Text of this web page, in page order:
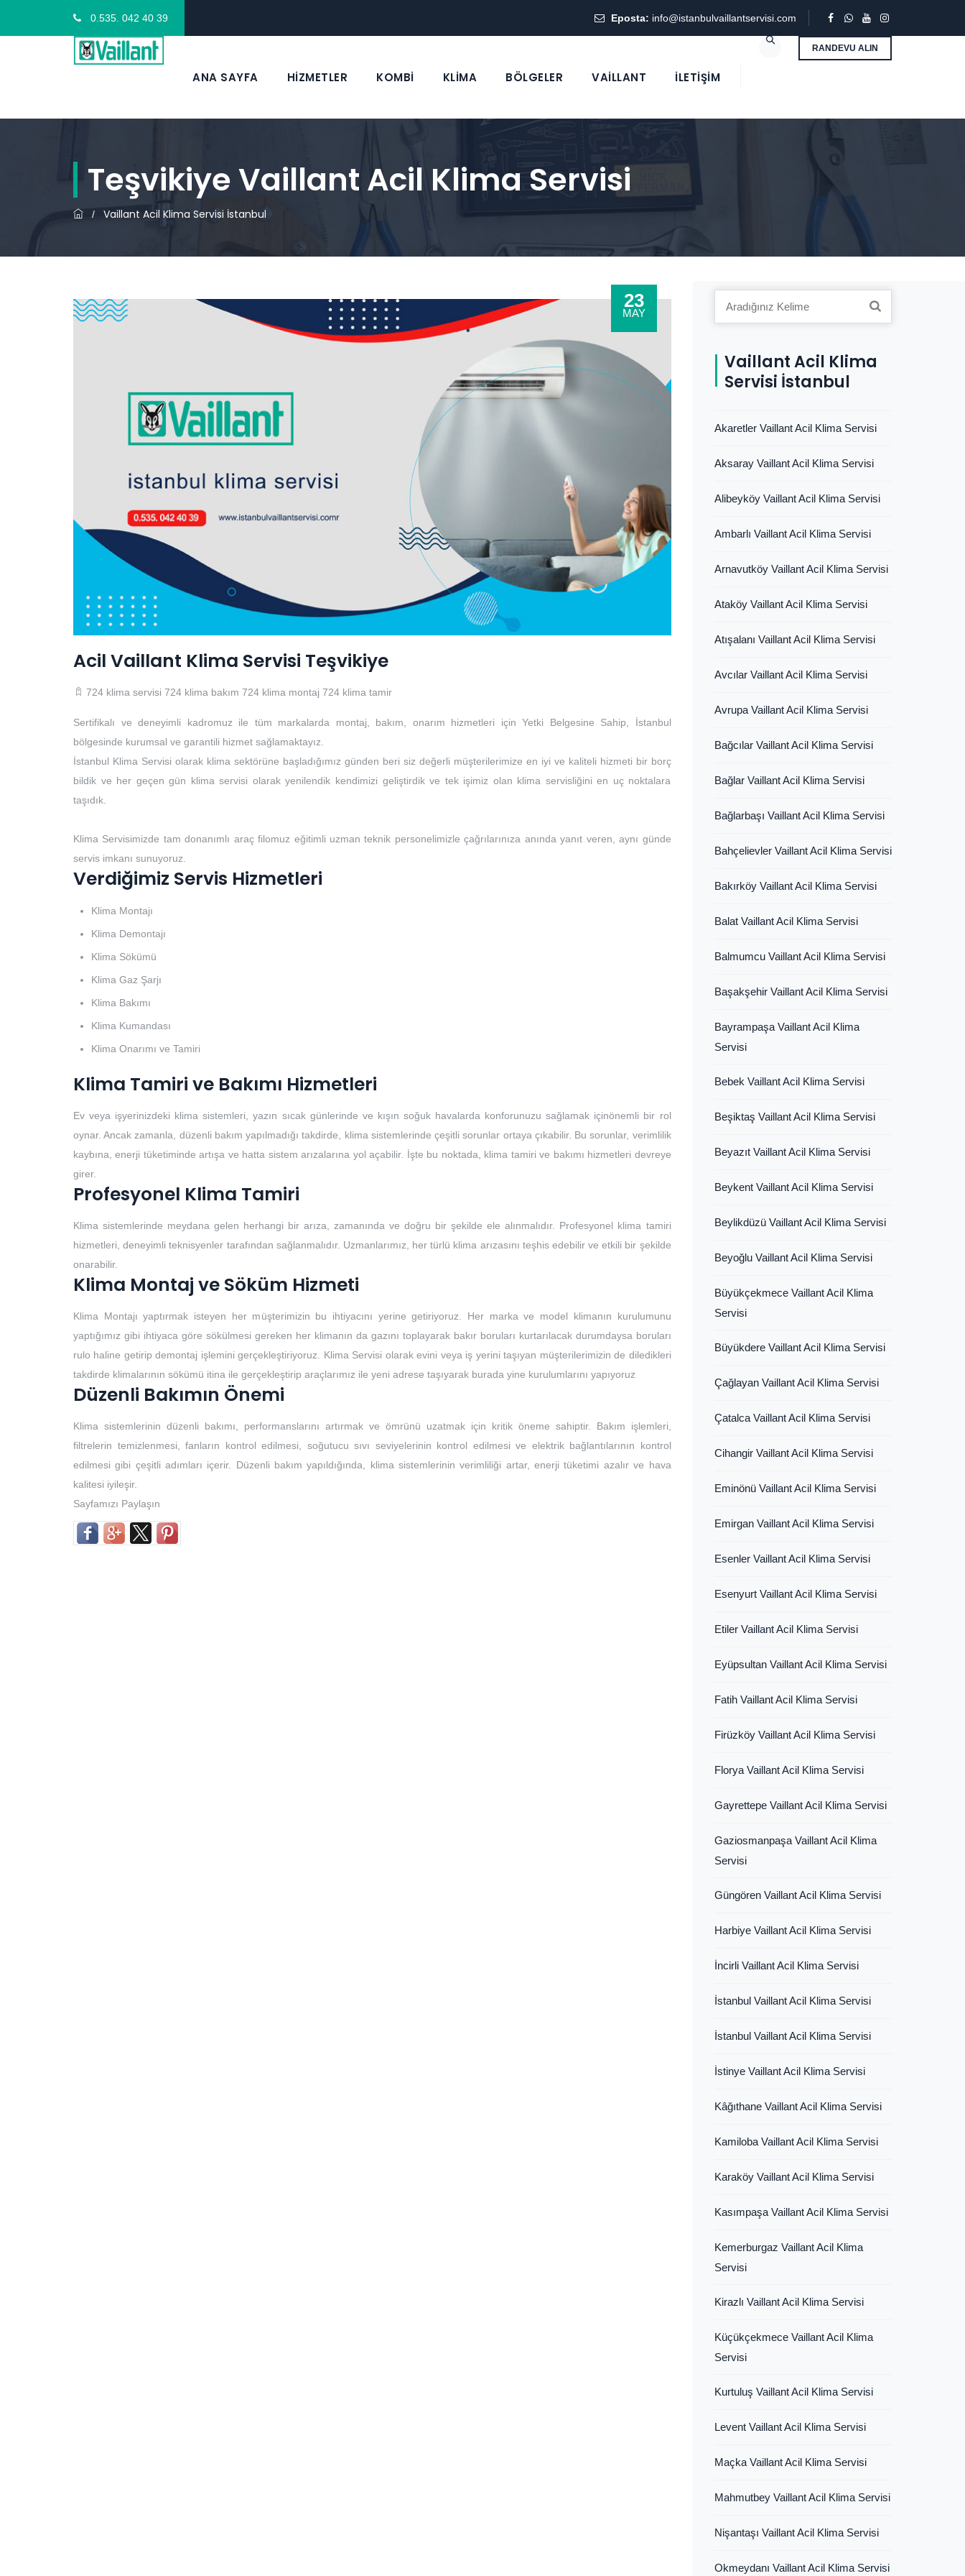
0.535. 042 40 39 Eposta: info@istanbulvaillantservisi.com
RANDEVU ALIN
ANA SAYFA HİZMETLER KOMBİ KLİMA BÖLGELER VAİLLANT İLETIŞIM
Teşvikiye Vaillant Acil Klima Servisi
/ Vaillant Acil Klima Servisi İstanbul
23
MAY
Acil Vaillant Klima Servisi Teşvikiye
724 klima servisi 724 klima bakım 724 klima montaj 724 klima tamir
Sertifikalı ve deneyimli kadromuz ile tüm markalarda montaj, bakım, onarım hizmetleri için Yetki Belgesine Sahip, İstanbul
bölgesinde kurumsal ve garantili hizmet sağlamaktayız.
İstanbul Klima Servisi olarak klima sektörüne başladığımız günden beri siz değerli müşterilerimize en iyi ve kaliteli hizmeti bir borç
bildik ve her geçen gün klima servisi olarak yenilendik kendimizi geliştirdik ve tek işimiz olan klima servisliğini en uç noktalara
taşıdık.
Klima Servisimizde tam donanımlı araç filomuz eğitimli uzman teknik personelimizle çağrılarınıza anında yanıt veren, aynı günde
servis imkanı sunuyoruz.
Verdiğimiz Servis Hizmetleri
Klima Montajı
Klima Demontajı
Klima Sökümü
Klima Gaz Şarjı
Klima Bakımı
Klima Kumandası
Klima Onarımı ve Tamiri
Klima Tamiri ve Bakımı Hizmetleri
Ev veya işyerinizdeki klima sistemleri, yazın sıcak günlerinde ve kışın soğuk havalarda konforunuzu sağlamak içinönemli bir rol
oynar. Ancak zamanla, düzenli bakım yapılmadığı takdirde, klima sistemlerinde çeşitli sorunlar ortaya çıkabilir. Bu sorunlar, verimlilik
kaybına, enerji tüketiminde artışa ve hatta sistem arızalarına yol açabilir. İşte bu noktada, klima tamiri ve bakımı hizmetleri devreye
girer.
Profesyonel Klima Tamiri
Klima sistemlerinde meydana gelen herhangi bir arıza, zamanında ve doğru bir şekilde ele alınmalıdır. Profesyonel klima tamiri
hizmetleri, deneyimli teknisyenler tarafından sağlanmalıdır. Uzmanlarımız, her türlü klima arızasını teşhis edebilir ve etkili bir şekilde
onarabilir.
Klima Montaj ve Söküm Hizmeti
Klima Montajı yaptırmak isteyen her müşterimizin bu ihtiyacını yerine getiriyoruz. Her marka ve model klimanın kurulumunu
yaptığımız gibi ihtiyaca göre sökülmesi gereken her klimanın da gazını toplayarak bakır boruları kurtarılacak durumdaysa boruları
rulo haline getirip demontaj işlemini gerçekleştiriyoruz. Klima Servisi olarak evini veya iş yerini taşıyan müşterilerimizin de diledikleri
takdirde klimalarının sökümü itina ile gerçekleştirip araçlarımız ile yeni adrese taşıyarak burada yine kurulumlarını yapıyoruz
Düzenli Bakımın Önemi
Klima sistemlerinin düzenli bakımı, performanslarını artırmak ve ömrünü uzatmak için kritik öneme sahiptir. Bakım işlemleri,
filtrelerin temizlenmesi, fanların kontrol edilmesi, soğutucu sıvı seviyelerinin kontrol edilmesi ve elektrik bağlantılarının kontrol
edilmesi gibi çeşitli adımları içerir. Düzenli bakım yapıldığında, klima sistemlerinin verimliliği artar, enerji tüketimi azalır ve hava
kalitesi iyileşir.
Sayfamızı Paylaşın
Vaillant Acil Klima
Servisi İstanbul
Akaretler Vaillant Acil Klima Servisi
Aksaray Vaillant Acil Klima Servisi
Alibeyköy Vaillant Acil Klima Servisi
Ambarlı Vaillant Acil Klima Servisi
Arnavutköy Vaillant Acil Klima Servisi
Ataköy Vaillant Acil Klima Servisi
Atışalanı Vaillant Acil Klima Servisi
Avcılar Vaillant Acil Klima Servisi
Avrupa Vaillant Acil Klima Servisi
Bağcılar Vaillant Acil Klima Servisi
Bağlar Vaillant Acil Klima Servisi
Bağlarbaşı Vaillant Acil Klima Servisi
Bahçelievler Vaillant Acil Klima Servisi
Bakırköy Vaillant Acil Klima Servisi
Balat Vaillant Acil Klima Servisi
Balmumcu Vaillant Acil Klima Servisi
Başakşehir Vaillant Acil Klima Servisi
Bayrampaşa Vaillant Acil Klima
Servisi
Bebek Vaillant Acil Klima Servisi
Beşiktaş Vaillant Acil Klima Servisi
Beyazıt Vaillant Acil Klima Servisi
Beykent Vaillant Acil Klima Servisi
Beylikdüzü Vaillant Acil Klima Servisi
Beyoğlu Vaillant Acil Klima Servisi
Büyükçekmece Vaillant Acil Klima
Servisi
Büyükdere Vaillant Acil Klima Servisi
Çağlayan Vaillant Acil Klima Servisi
Çatalca Vaillant Acil Klima Servisi
Cihangir Vaillant Acil Klima Servisi
Eminönü Vaillant Acil Klima Servisi
Emirgan Vaillant Acil Klima Servisi
Esenler Vaillant Acil Klima Servisi
Esenyurt Vaillant Acil Klima Servisi
Etiler Vaillant Acil Klima Servisi
Eyüpsultan Vaillant Acil Klima Servisi
Fatih Vaillant Acil Klima Servisi
Firüzköy Vaillant Acil Klima Servisi
Florya Vaillant Acil Klima Servisi
Gayrettepe Vaillant Acil Klima Servisi
Gaziosmanpaşa Vaillant Acil Klima
Servisi
Güngören Vaillant Acil Klima Servisi
Harbiye Vaillant Acil Klima Servisi
İncirli Vaillant Acil Klima Servisi
İstanbul Vaillant Acil Klima Servisi
İstanbul Vaillant Acil Klima Servisi
İstinye Vaillant Acil Klima Servisi
Kâğıthane Vaillant Acil Klima Servisi
Kamiloba Vaillant Acil Klima Servisi
Karaköy Vaillant Acil Klima Servisi
Kasımpaşa Vaillant Acil Klima Servisi
Kemerburgaz Vaillant Acil Klima
Servisi
Kirazlı Vaillant Acil Klima Servisi
Küçükçekmece Vaillant Acil Klima
Servisi
Kurtuluş Vaillant Acil Klima Servisi
Levent Vaillant Acil Klima Servisi
Maçka Vaillant Acil Klima Servisi
Mahmutbey Vaillant Acil Klima Servisi
Nişantaşı Vaillant Acil Klima Servisi
Okmeydanı Vaillant Acil Klima Servisi